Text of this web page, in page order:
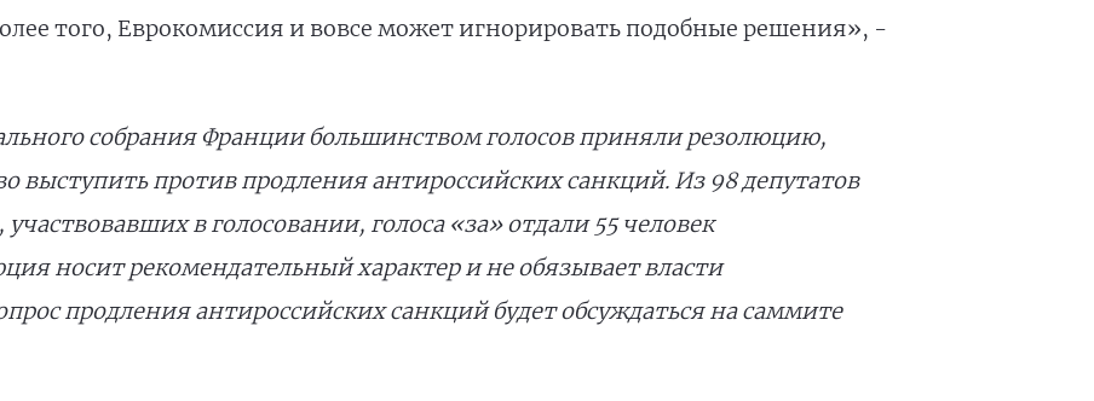
того, Еврокомиссия и вовсе может игнорировать подобные решения», -
собрания Франции большинством голосов приняли резолюцию,
выступить против продления антироссийских санкций. Из 98 депутатов
в голосовании, голоса «за» отдали 55 человек
носит рекомендательный характер и не обязывает власти
продления антироссийских санкций будет обсуждаться на саммите